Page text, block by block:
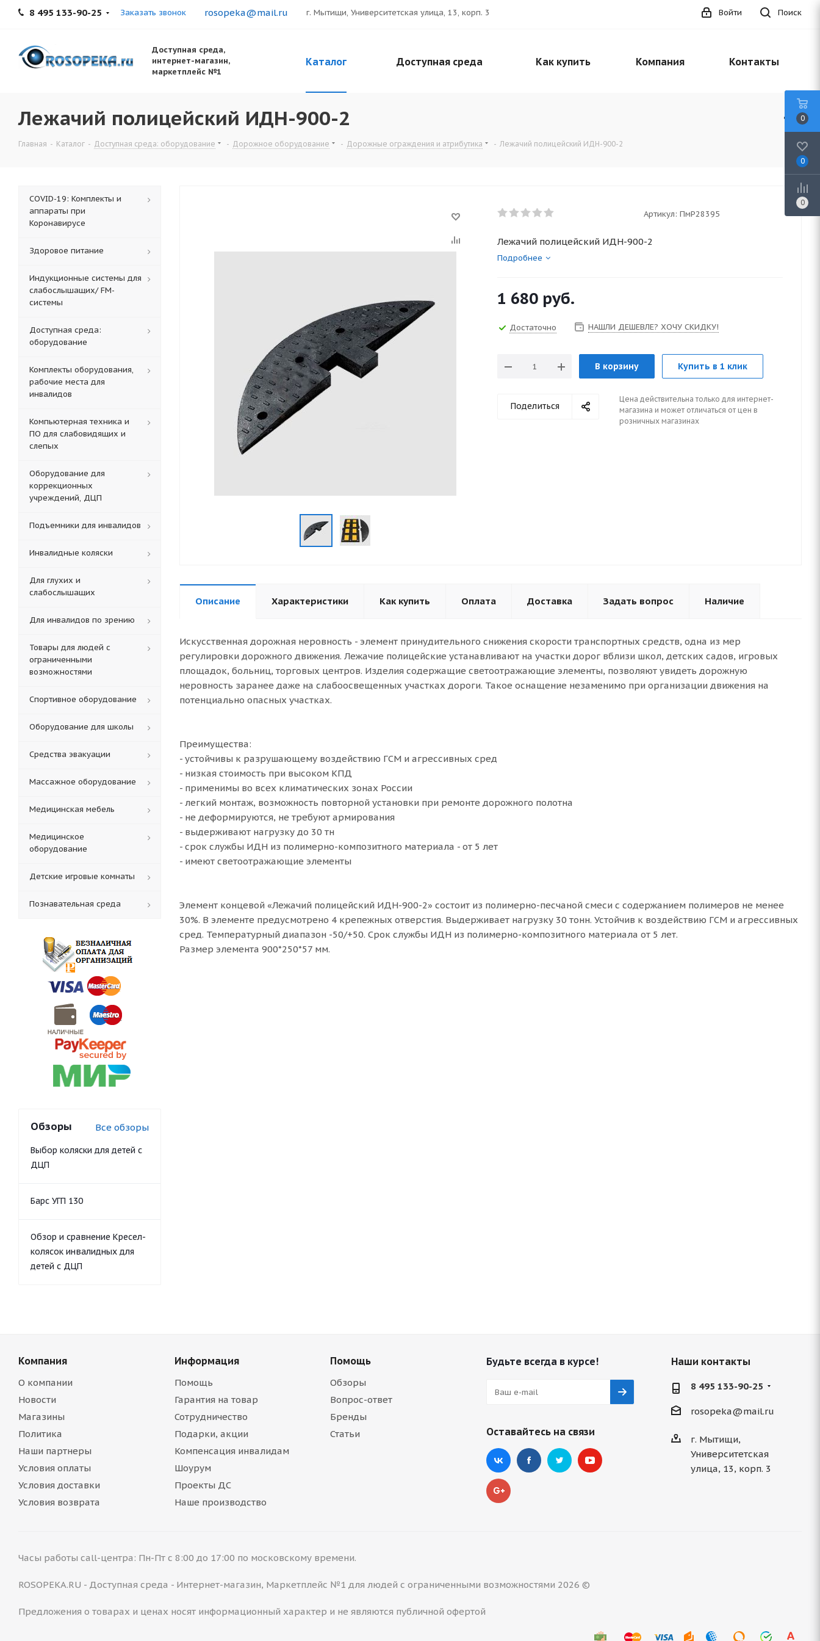
8 495 133-90-25 Заказать звонок rosopeka@mail.ru г. Мытищи, Университетская улица, 13, корп. 3 Поиск
Войти
Доступная среда,
интернет-магазин,
маркетплейс №1
Каталог Доступная среда Как купить Компания Контакты
Лежачий полицейский ИДН-900-2
Главная - Каталог - Доступная среда: оборудование - Дорожное оборудование - Дорожные ограждения и атрибутика - Лежачий полицейский ИДН-900-2
Артикул: ПмР28395
Лежачий полицейский ИДН-900-2
Подробнее
1 680 руб.
Достаточно НАШЛИ ДЕШЕВЛЕ? ХОЧУ СКИДКУ!
В корзину Купить в 1 клик
Поделиться
Цена действительна только для интернет-
магазина и может отличаться от цен в
розничных магазинах
Описание Характеристики Как купить Оплата Доставка Задать вопрос Наличие
Искусственная дорожная неровность - элемент принудительного снижения скорости транспортных средств, одна из мер
регулировки дорожного движения. Лежачие полицейские устанавливают на участки дорог вблизи школ, детских садов, игровых
площадок, больниц, торговых центров. Изделия содержащие светоотражающие элементы, позволяют увидеть дорожную
неровность заранее даже на слабоосвещенных участках дороги. Такое оснащение незаменимо при организации движения на
потенциально опасных участках.
Преимущества:
- устойчивы к разрушающему воздействию ГСМ и агрессивных сред
- низкая стоимость при высоком КПД
- применимы во всех климатических зонах России
- легкий монтаж, возможность повторной установки при ремонте дорожного полотна
- не деформируются, не требуют армирования
- выдерживают нагрузку до 30 тн
- срок службы ИДН из полимерно-композитного материала - от 5 лет
- имеют светоотражающие элементы
Элемент концевой «Лежачий полицейский ИДН-900-2» состоит из полимерно-песчаной смеси с содержанием полимеров не менее
30%. В элементе предусмотрено 4 крепежных отверстия. Выдерживает нагрузку 30 тонн. Устойчив к воздействию ГСМ и агрессивных
сред. Температурный диапазон -50/+50. Срок службы ИДН из полимерно-композитного материала от 5 лет.
Размер элемента 900*250*57 мм.
COVID-19: Комплекты и
аппараты при
Коронавирусе
Здоровое питание
Индукционные системы для
слабослышащих/ FM-
системы
Доступная среда:
оборудование
Комплекты оборудования,
рабочие места для
инвалидов
Компьютерная техника и
ПО для слабовидящих и
слепых
Оборудование для
коррекционных
учреждений, ДЦП
Подъемники для инвалидов
Инвалидные коляски
Для глухих и
слабослышащих
Для инвалидов по зрению
Товары для людей с
ограниченными
возможностями
Спортивное оборудование
Оборудование для школы
Средства эвакуации
Массажное оборудование
Медицинская мебель
Медицинское
оборудование
Детские игровые комнаты
Познавательная среда
Обзоры Все обзоры
Выбор коляски для детей с
ДЦП
Барс УГП 130
Обзор и сравнение Кресел-
колясок инвалидных для
детей с ДЦП
Компания
О компании
Новости
Магазины
Политика
Наши партнеры
Условия оплаты
Условия доставки
Условия возврата
Информация
Помощь
Гарантия на товар
Сотрудничество
Подарки, акции
Компенсация инвалидам
Шоурум
Проекты ДС
Наше производство
Помощь
Обзоры
Вопрос-ответ
Бренды
Статьи
Будьте всегда в курсе!
Оставайтесь на связи
Наши контакты
8 495 133-90-25
rosopeka@mail.ru
г. Мытищи,
Университетская
улица, 13, корп. 3
Часы работы call-центра: Пн-Пт с 8:00 до 17:00 по московскому времени.
ROSOPEKA.RU - Доступная среда - Интернет-магазин, Маркетплейс №1 для людей с ограниченными возможностями 2026 ©
Предложения о товарах и ценах носят информационный характер и не являются публичной офертой
0
0
0